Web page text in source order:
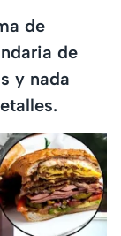
de
de
y nada